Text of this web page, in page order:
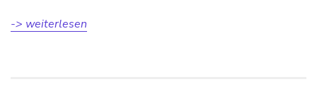
-> weiterlesen